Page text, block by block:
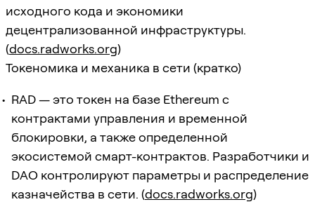
исходного кода и экономики
децентрализованной инфраструктуры.
(docs.radworks.org)
Токеномика и механика в сети (кратко)
RAD — это токен на базе Ethereum с
контрактами управления и временной
блокировки, а также определенной
экосистемой смарт-контрактов. Разработчики и
DAO контролируют параметры и распределение
казначейства в сети. (docs.radworks.org)